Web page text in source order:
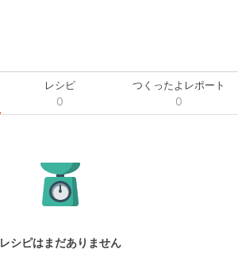
レシピ
0
つくったよレポート
0
レシピはまだありません